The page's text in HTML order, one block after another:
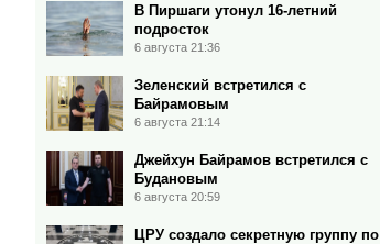
В Пиршаги утонул 16-летний
подросток
6 августа 21:36
Зеленский встретился с
Байрамовым
6 августа 21:14
Джейхун Байрамов встретился с
Будановым
6 августа 20:59
ЦРУ создало секретную группу по